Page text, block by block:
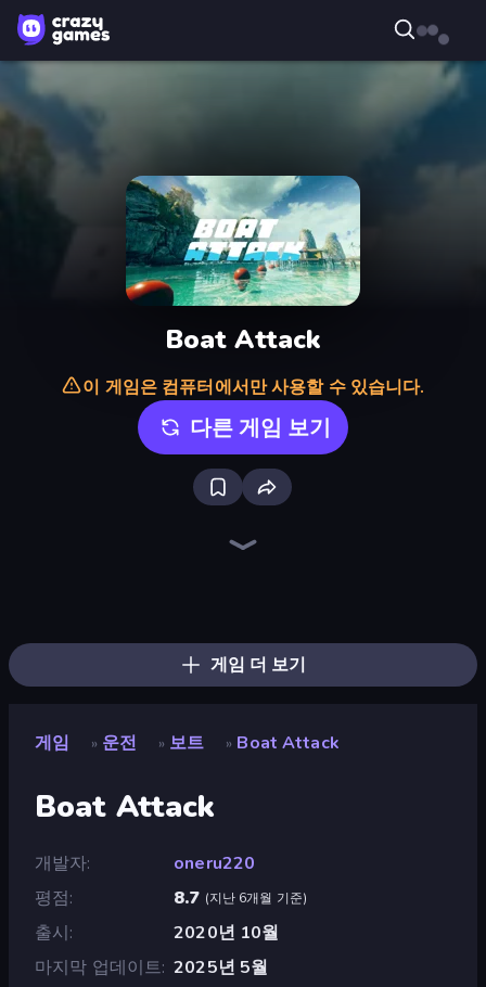
Boat Attack
이 게임은 컴퓨터에서만 사용할 수 있습니다.
다른 게임 보기
게임 더 보기
게임 » 운전 » 보트 » Boat Attack
Boat Attack
개발자
oneru220
평점
8.7 (지난 6개월 기준)
출시
2020년 10월
마지막 업데이트 2025년 5월